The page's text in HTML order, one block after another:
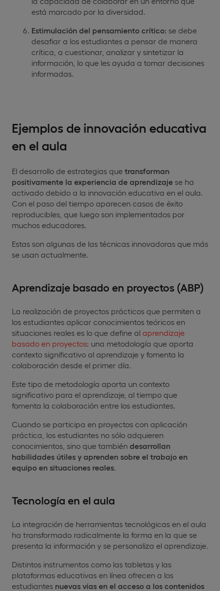
está marcado por la diversidad.
Estimulación del pensamiento crítico: se debe
desafiar a los estudiantes a pensar de manera
crítica, a cuestionar, analizar y sintetizar la
información, lo que les ayuda a tomar decisiones
informadas.
Ejemplos de innovación educativa
en el aula
El desarrollo de estrategias que transforman
positivamente la experiencia de aprendizaje se ha
activado debido a la innovación educativa en el aula.
Con el paso del tiempo aparecen casos de éxito
reproducibles, que luego son implementados por
muchos educadores.
Estas son algunas de las técnicas innovadoras que más
se usan actualmente.
Aprendizaje basado en proyectos (ABP)
La realización de proyectos prácticos que permiten a
los estudiantes aplicar conocimientos teóricos en
situaciones reales es lo que define al aprendizaje
basado en proyectos: una metodología que aporta
contexto significativo al aprendizaje y fomenta la
colaboración desde el primer día.
Este tipo de metodología aporta un contexto
significativo para el aprendizaje, al tiempo que
fomenta la colaboración entre los estudiantes.
Cuando se participa en proyectos con aplicación
práctica, los estudiantes no sólo adquieren
conocimientos, sino que también desarrollan
habilidades útiles y aprenden sobre el trabajo en
equipo en situaciones reales
Tecnología en el aula
La integración de herramientas tecnológicas en el aula
ha transformado radicalmente la forma en la que se
presenta la información y se personaliza el aprendizaje.
Distintos instrumentos como las tabletas y las
plataformas educativas en línea ofrecen a los
estudiantes nuevas vías en el acceso a los contenidos